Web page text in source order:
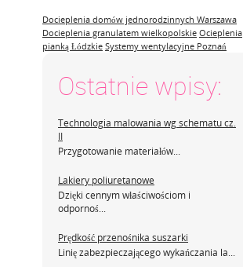
Docieplenia domów jednorodzinnych Warszawa
Docieplenia granulatem wielkopolskie Ocieplenia
pianką Łódzkie Systemy wentylacyjne Poznań
Ostatnie wpisy:
Technologia malowania wg schematu cz.
II
Przygotowanie materiałów...
Lakiery poliuretanowe
Dzięki cennym właściwościom i
odpornoś...
Prędkość przenośnika suszarki
Linię zabezpieczającego wykańczania la...